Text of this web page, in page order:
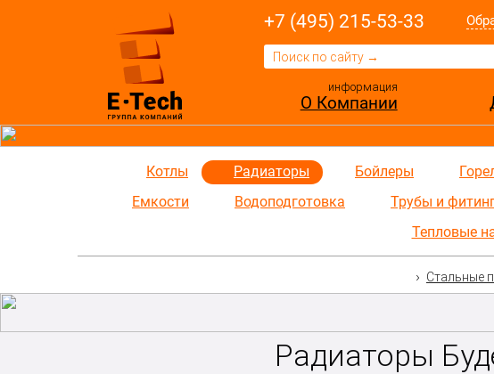
+7 (495) 215-53-33
информация
О Компании
Котлы Радиаторы Бойлеры
Емкости
Водоподготовка Трубы и
Тепловые
Стальные
Радиаторы